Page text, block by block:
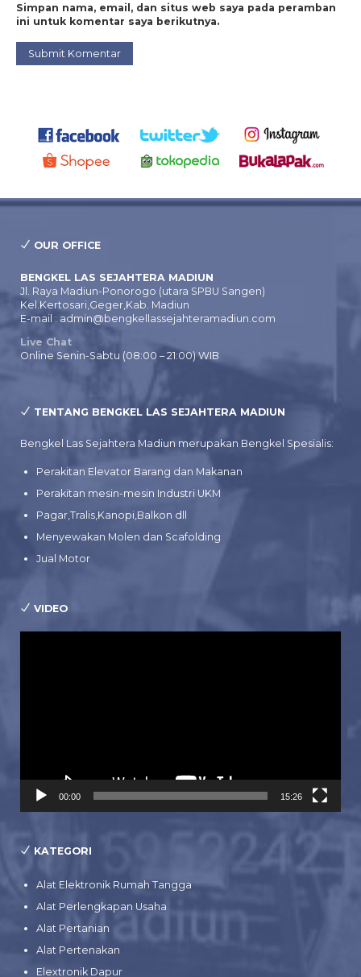
Simpan nama, email, dan situs web saya pada peramban
ini untuk komentar saya berikutnya.
OUR OFFICE
BENGKEL LAS SEJAHTERA MADIUN
Jl. Raya Madiun-Ponorogo (utara SPBU Sangen)
Kel.Kertosari,Geger,Kab. Madiun
E-mail : admin@bengkellassejahteramadiun.com
Live Chat
Online Senin-Sabtu (08:00 – 21:00) WIB
TENTANG BENGKEL LAS SEJAHTERA MADIUN
Bengkel Las Sejahtera Madiun merupakan Bengkel Spesialis:
Perakitan Elevator Barang dan Makanan
Perakitan mesin-mesin Industri UKM
Pagar,Tralis,Kanopi,Balkon dll
Menyewakan Molen dan Scafolding
Jual Motor
VIDEO
00:00 15:26
KATEGORI
Alat Elektronik Rumah Tangga
Alat Perlengkapan Usaha
Alat Pertanian
Alat Pertenakan
Elextronik Dapur